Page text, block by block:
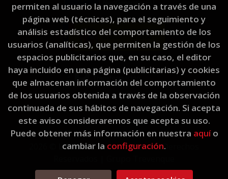
L'Eixam Llibres. Todos los Derechos
permiten al usuario la navegación a través de una
página web (técnicas), para el seguimiento y
análisis estadístico del comportamiento de los
usuarios (analíticas), que permiten la gestión de los
espacios publicitarios que, en su caso, el editor
haya incluido en una página (publicitarias) y cookies
que almacenan información del comportamiento
de los usuarios obtenida a través de la observación
continuada de sus hábitos de navegación. Si acepta
este aviso consideraremos que acepta su uso.
Puede obtener más información en nuestra aquío
cambiar la configuración.